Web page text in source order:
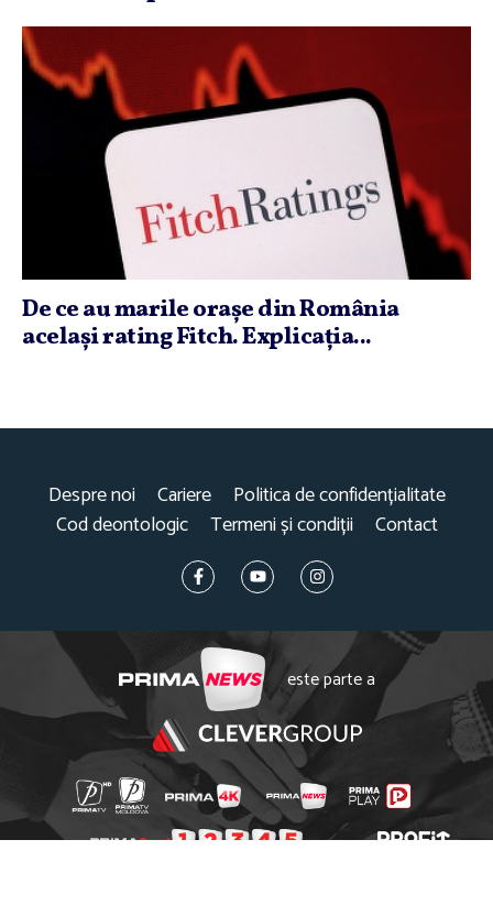
De ce au marile oraşe din România
acelaşi rating Fitch. Explicaţia...
Despre noi Cariere
Politica de confidențialitate
Cod deontologic
Termeni și condiții Contact
este parte a